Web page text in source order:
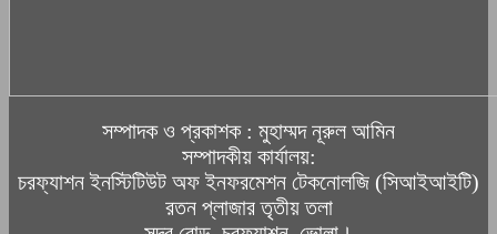
সম্পাদক ও প্রকাশক : মুহাম্মদ নূরুল আমিন
সম্পাদকীয় কার্যালয়:
চরফ্যাশন ইনস্টিটিউট অফ ইনফরমেশন টেকনোলজি (সিআইআইটি)
রতন প্লাজার তৃতীয় তলা